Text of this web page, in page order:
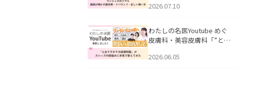
医師が明かす副作用・リバ
公開いたしました。
2026.07.10
わたしの名医Youtube めぐ
皮膚科・美容皮膚科「”とお
ッズの肌悩みに本気で答え
2026.06.05